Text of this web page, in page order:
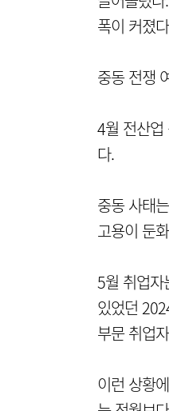
폭이 커졌
중동 전쟁
4월 전산업
다.
중동 사태
고용이 둔
5월 취업자
있었던
부문 취업
이런 상황